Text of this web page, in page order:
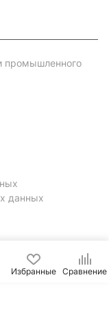
промышленного
данных
Избранные Сравнение